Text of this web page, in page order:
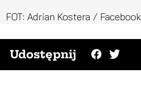
FOT: Adrian Kostera / Facebook
Udostępnij